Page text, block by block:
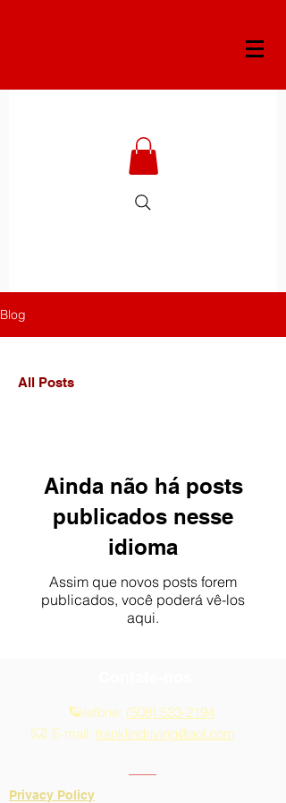
Blog
All Posts
Ainda não há posts
publicados nesse
idioma
Assim que novos posts forem
publicados, você poderá vê-los
aqui.
Telefone: (508) 533-2194
E-mail: franklindriving@aol.com
Privacy Policy